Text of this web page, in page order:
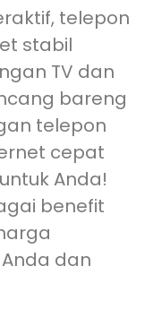
telepon
stabil
TV dan
bareng
telepon
cepat
Anda!
benefit
dan